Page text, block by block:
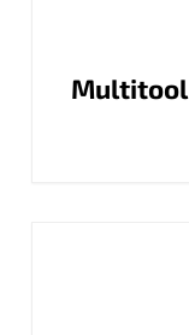
Multitool